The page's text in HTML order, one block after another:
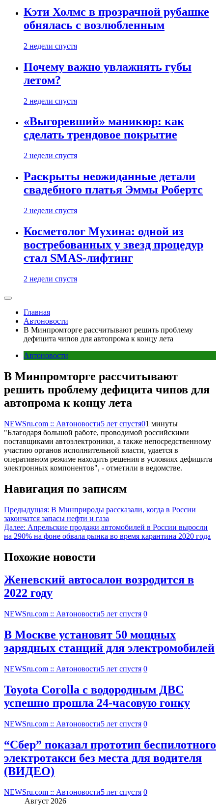
Кэти Холмс в прозрачной рубашке
обнялась с возлюбленным
2 недели спустя
Почему важно увлажнять губы
летом?
2 недели спустя
«Выгоревший» маникюр: как
сделать трендовое покрытие
2 недели спустя
Раскрыты неожиданные детали
свадебного платья Эммы Робертс
2 недели спустя
Косметолог Мухина: одной из
востребованных у звезд процедур
стал SMAS-лифтинг
2 недели спустя
Главная
Автоновости
В Минпромторге рассчитывают решить проблему
дефицита чипов для автопрома к концу лета
Автоновости
В Минпромторге рассчитывают
решить проблему дефицита чипов для
автопрома к концу лета
NEWSru.com :: Автоновости5 лет спустя01 минуты
"Благодаря большой работе, проводимой российскими
поставщиками автоэлектроники, а также непосредственному
участию органов исполнительной власти, удается в
оперативном режиме находить решения в условиях дефицита
электронных компонентов", - отметили в ведомстве.
Навигация по записям
Предыдущая: В Минприроды рассказали, когда в России
закончатся запасы нефти и газа
Далее: Апрельские продажи автомобилей в России выросли
на 290% на фоне обвала рынка во время карантина 2020 года
Похожие новости
Женевский автосалон возродится в
2022 году
NEWSru.com :: Автоновости5 лет спустя 0
В Москве установят 50 мощных
зарядных станций для электромобилей
NEWSru.com :: Автоновости5 лет спустя 0
Toyota Corolla с водородным ДВС
успешно прошла 24-часовую гонку
NEWSru.com :: Автоновости5 лет спустя 0
“Сбер” показал прототип беспилотного
электротакси без места для водителя
(ВИДЕО)
NEWSru.com :: Автоновости5 лет спустя 0
Август 2026